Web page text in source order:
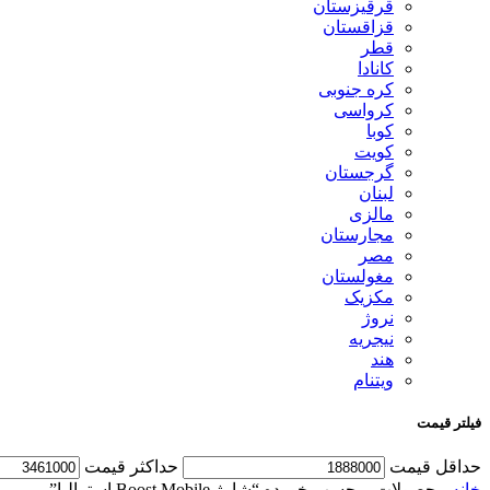
قرقیزستان
قزاقستان
قطر
کانادا
کره جنوبی
کرواسی
کوبا
کویت
گرجستان
لبنان
مالزی
مجارستان
مصر
مغولستان
مکزیک
نروژ
نیجریه
هند
ویتنام
فیلتر قیمت
حداقل قیمت
حداكثر قيمت